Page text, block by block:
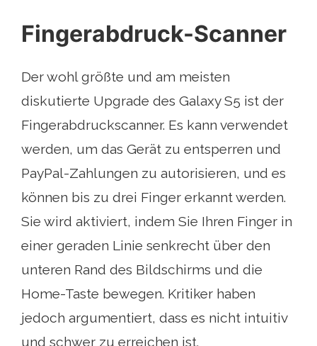
Fingerabdruck-Scanner
Der wohl größte und am meisten
diskutierte Upgrade des Galaxy S5 ist der
Fingerabdruckscanner. Es kann verwendet
werden, um das Gerät zu entsperren und
PayPal-Zahlungen zu autorisieren, und es
können bis zu drei Finger erkannt werden.
Sie wird aktiviert, indem Sie Ihren Finger in
einer geraden Linie senkrecht über den
unteren Rand des Bildschirms und die
Home-Taste bewegen. Kritiker haben
jedoch argumentiert, dass es nicht intuitiv
und schwer zu erreichen ist.